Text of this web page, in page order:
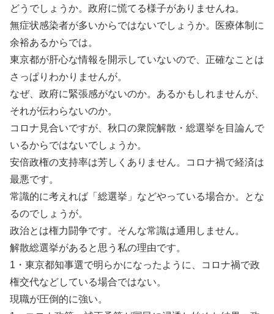
どうでしょうか。政府に慌てる様子がありませんね。
無症状感染者が多いからではないでしょうか。医療体制に
余裕あるからでは。
東京都が肝心な情報を開示していないので、正確なことは
さっぱりわかりませんが。
なぜ、政府に緊張感がないのか。あるかもしれませんが、
それが伝わらないのか。
コロナ見合いですが、秋口の衆院解散・総選挙を目論んで
いるからではないでしょうか。
安倍政権の支持率は芳しくありません。コロナ禍で経済は
最悪です。
常識的に考えれば「総選挙」などやっている場合か。とな
るのでしょうが。
政治とは権力闘争です。そんな常識は通用しません。
解散総選挙があると思う私の理由です。
1・東京都知事選で明らかになったように、コロナ禍で政
権交代などしている場合ではない。
現職が圧倒的に強い。